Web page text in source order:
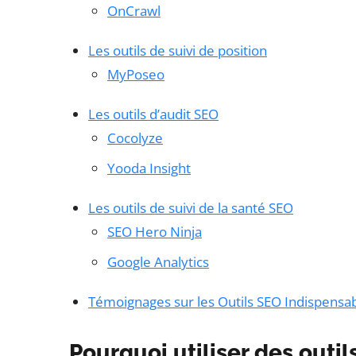
OnCrawl
Les outils de suivi de position
MyPoseo
Les outils d’audit SEO
Cocolyze
Yooda Insight
Les outils de suivi de la santé SEO
SEO Hero Ninja
Google Analytics
Témoignages sur les Outils SEO